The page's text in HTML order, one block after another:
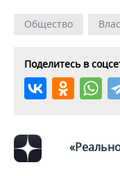
Общество
Поделитесь в